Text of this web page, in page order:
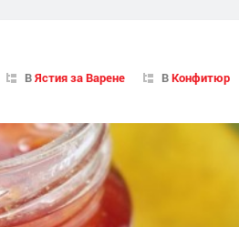
ВЯстия за Варене ВКонфитюр